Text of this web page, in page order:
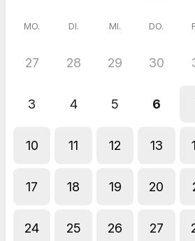
MO. DI. MI. DO.
27 28 29 30
3 4 5 6
10 11 12 13
17 18 19 20
24 25 26 27